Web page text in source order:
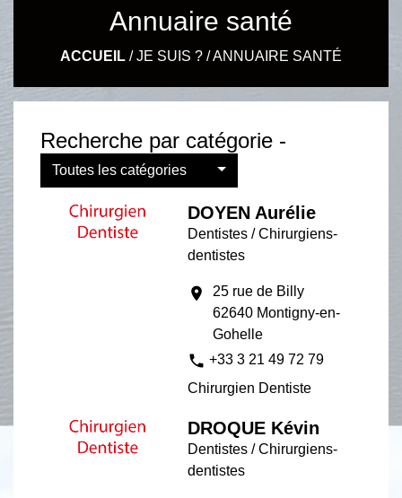
Annuaire santé
ACCUEIL /JE SUIS ? /ANNUAIRE SANTÉ
Recherche par catégorie -
Toutes les catégories
DOYEN Aurélie
Dentistes / Chirurgiens-
dentistes
location_on
25 rue de Billy
62640 Montigny-en-
Gohelle
phone +33 3 21 49 72 79
Chirurgien Dentiste
DROQUE Kévin
Dentistes / Chirurgiens-
dentistes